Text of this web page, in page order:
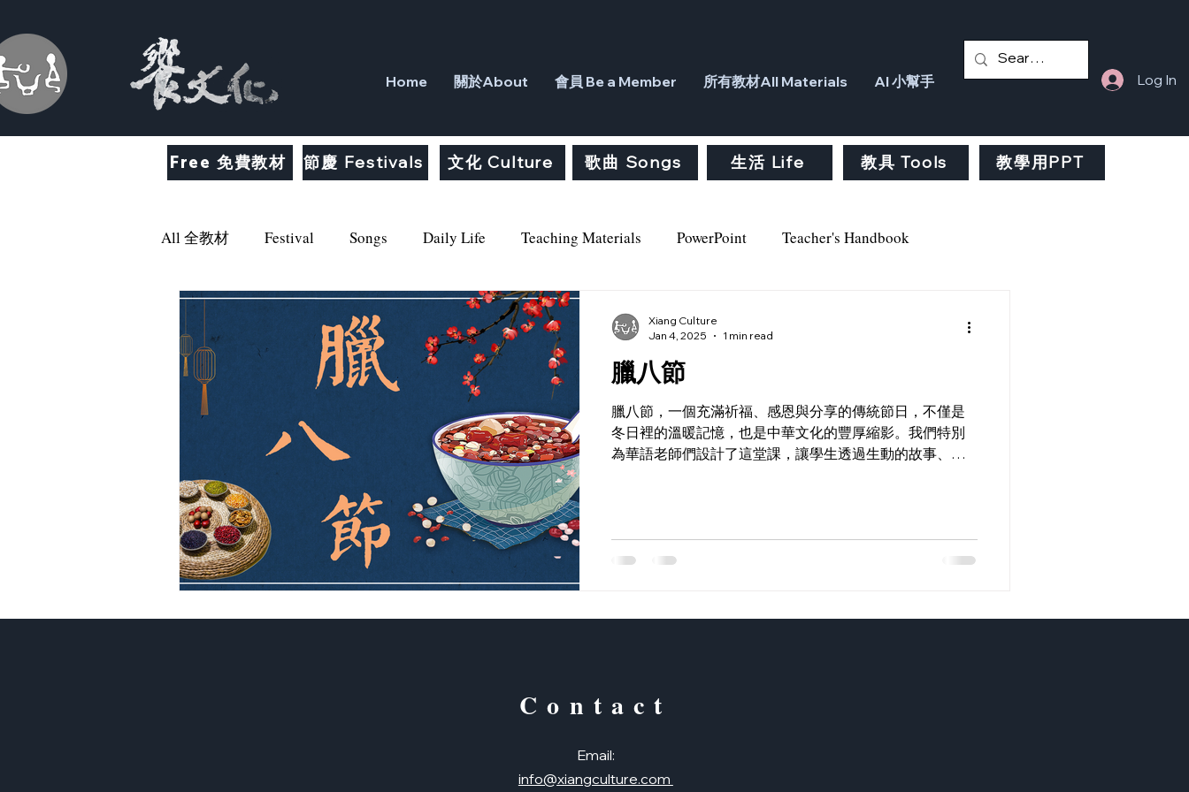
Home 關於About 會員 Be a Member 所有教材All Materials AI 小幫手 Log In
Free 免費教材 節慶 Festivals 文化 Culture 歌曲 Songs 生活 Life 教具 Tools 教學用PPT
All 全教材 Festival Songs Daily Life Teaching Materials PowerPoint Teacher's Handbook
Simplified Free Material Culture
Solar Terms travel Food literature News History
臘八節
臘八節，一個充滿祈福、感恩與分享的傳統節日，不僅是
冬日裡的溫暖記憶，也是中華文化的豐厚縮影。我們特別
為華語老師們設計了這堂課，讓學生透過生動的故事、詩
Xiang Culture
Jan 4, 2025
1 min read
Contact
Email:
info@xiangculture.com